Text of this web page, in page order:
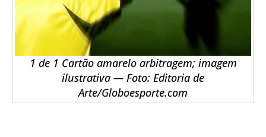
1 de 1 Cartão amarelo arbitragem; imagem
ilustrativa — Foto: Editoria de
Arte/Globoesporte.com